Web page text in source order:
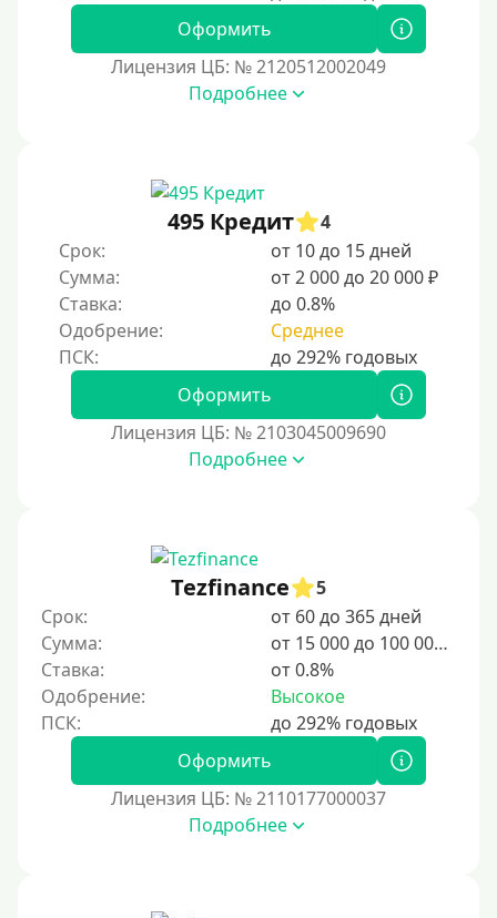
Бесплатно, без скрытых платежей и обязательных
Без звонков и проверок
Онлайн круглосуточно
На карту круглосуточно
Деньги в долг
В долг на карту
Срок
2 недели
15 дней
20 дней
21 день
На месяц
30 дней без процентов
Оформить
Лицензия ЦБ: № 2120512002049
Подробнее
495 Кредит
4
Срок:
от 10 до 15 дней
Сумма:
от 2 000 до 20 000 ₽
Ставка:
до 0.8%
Одобрение:
Среднее
Оформить
Лицензия ЦБ: № 2103045009690
Подробнее
Tezfinance
5
Срок:
от 60 до 365 дней
Сумма:
от 15 000 до 100 000 ₽
Ставка:
от 0.8%
Одобрение:
Высокое
Оформить
Лицензия ЦБ: № 2110177000037
Подробнее